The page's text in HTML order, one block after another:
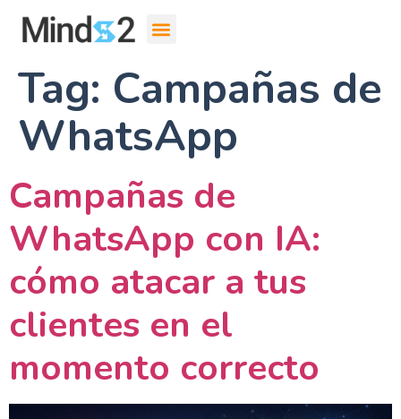
Tag: Campañas de
WhatsApp
Campañas de
WhatsApp con IA:
cómo atacar a tus
clientes en el
momento correcto